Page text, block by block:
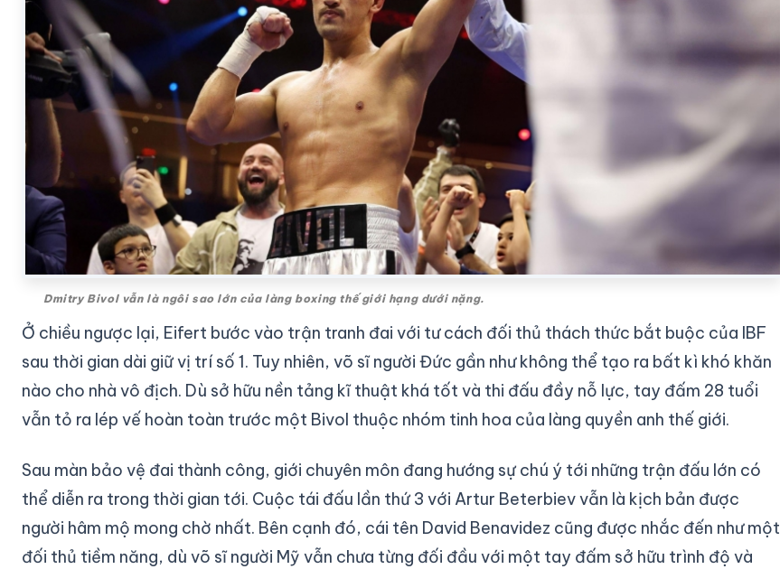
Dmitry Bivol vẫn là ngôi sao lớn của làng boxing thế giới hạng dưới nặng.
Ở chiều ngược lại, Eifert bước vào trận tranh đai với tư cách đối thủ thách thức bắt buộc của IBF
sau thời gian dài giữ vị trí số 1. Tuy nhiên, võ sĩ người Đức gần như không thể tạo ra bất kì khó khăn
nào cho nhà vô địch. Dù sở hữu nền tảng kĩ thuật khá tốt và thi đấu đầy nỗ lực, tay đấm 28 tuổi
vẫn tỏ ra lép vế hoàn toàn trước một Bivol thuộc nhóm tinh hoa của làng quyền anh thế giới.
Sau màn bảo vệ đai thành công, giới chuyên môn đang hướng sự chú ý tới những trận đấu lớn có
thể diễn ra trong thời gian tới. Cuộc tái đấu lần thứ 3 với Artur Beterbiev vẫn là kịch bản được
người hâm mộ mong chờ nhất. Bên cạnh đó, cái tên David Benavidez cũng được nhắc đến như một
đối thủ tiềm năng, dù võ sĩ người Mỹ vẫn chưa từng đối đầu với một tay đấm sở hữu trình độ và